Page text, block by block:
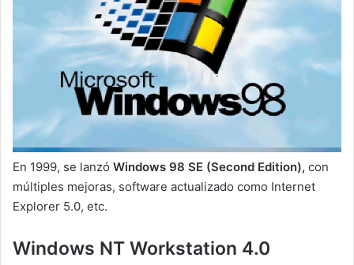
En 1999, se lanzó Windows 98 SE (Second Edition), con
múltiples mejoras, software actualizado como Internet
Explorer 5.0, etc.
Windows NT Workstation 4.0